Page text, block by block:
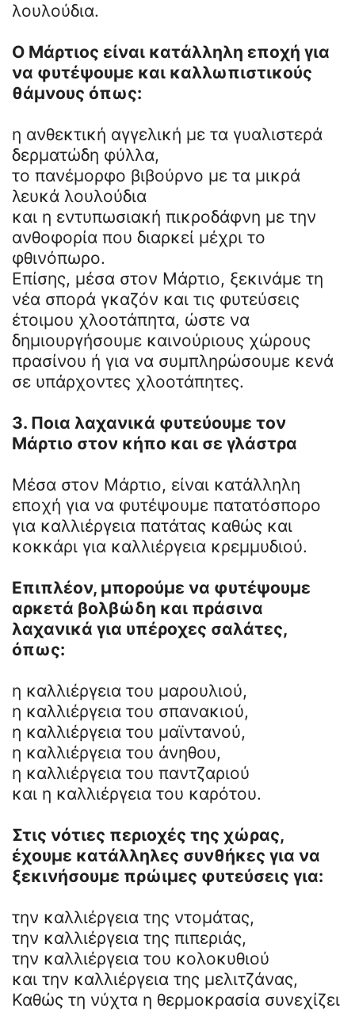
λουλούδια.
Ο Μάρτιος είναι κατάλληλη εποχή για
να φυτέψουμε και καλλωπιστικούς
θάμνους όπως:
η ανθεκτική αγγελική με τα γυαλιστερά
δερματώδη φύλλα,
το πανέμορφο βιβούρνο με τα μικρά
λευκά λουλούδια
και η εντυπωσιακή πικροδάφνη με την
ανθοφορία που διαρκεί μέχρι το
φθινόπωρο.
Επίσης, μέσα στον Μάρτιο, ξεκινάμε τη
νέα σπορά γκαζόν και τις φυτεύσεις
έτοιμου χλοοτάπητα, ώστε να
δημιουργήσουμε καινούριους χώρους
πρασίνου ή για να συμπληρώσουμε κενά
σε υπάρχοντες χλοοτάπητες.
3. Ποια λαχανικά φυτεύουμε τον
Μάρτιο στον κήπο και σε γλάστρα
Μέσα στον Μάρτιο, είναι κατάλληλη
εποχή για να φυτέψουμε πατατόσπορο
για καλλιέργεια πατάτας καθώς και
κοκκάρι για καλλιέργεια κρεμμυδιού.
Επιπλέον, μπορούμε να φυτέψουμε
αρκετά βολβώδη και πράσινα
λαχανικά για υπέροχες σαλάτες,
όπως:
η καλλιέργεια του μαρουλιού,
η καλλιέργεια του σπανακιού,
η καλλιέργεια του μαϊντανού,
η καλλιέργεια του άνηθου,
η καλλιέργεια του παντζαριού
και η καλλιέργεια του καρότου.
Στις νότιες περιοχές της χώρας,
έχουμε κατάλληλες συνθήκες για να
ξεκινήσουμε πρώιμες φυτεύσεις για:
την καλλιέργεια της ντομάτας,
την καλλιέργεια της πιπεριάς,
την καλλιέργεια του κολοκυθιού
και την καλλιέργεια της μελιτζάνας,
Καθώς τη νύχτα η θερμοκρασία συνεχίζει